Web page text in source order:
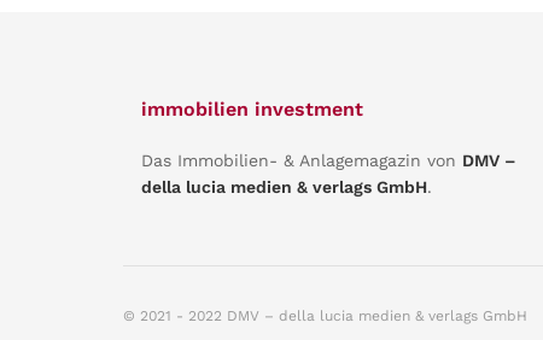
immobilien investment
Das Immobilien- & Anlagemagazin von DMV –
della lucia medien & verlags GmbH.
© 2021 - 2022 DMV – della lucia medien & verlags GmbH